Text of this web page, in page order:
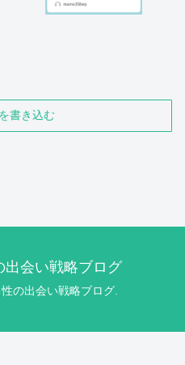
書き込む
出会い戦略ブログ
の出会い戦略ブログ.